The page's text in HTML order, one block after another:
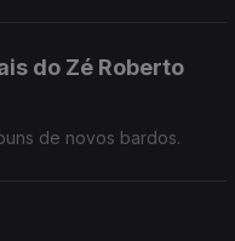
do Zé Roberto
de novos bardos.